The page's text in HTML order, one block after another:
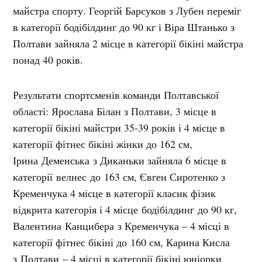
майстра спорту. Георгій Барсуков з Лубен переміг
в категорії бодібілдинг до 90 кг і Віра Штанько з
Полтави зайняла 2 місце в категорії бікіні майстра
понад 40 років.
Результати спортсменів команди Полтавської
області: Ярослава Білан з Полтави, 3 місце в
категорії бікіні майстри 35-39 років і 4 місце в
категорії фітнес бікіні жінки до 162 см,
Ірина Деменська з Диканьки зайняла 6 місце в
категорії велнес до 163 см, Євген Сиротенко з
Кременчука 4 місце в категорії класик фізик
відкрита категорія і 4 місце бодібілдинг до 90 кг,
Валентина Канцибера з Кременчука – 4 місці в
категорії фітнес бікіні до 160 см, Карина Кисла
з Полтави – 4 місці в категорії бікіні юніорки